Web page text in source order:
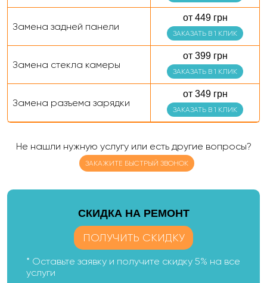
Замена задней панели
от 449 грн
ЗАКАЗАТЬ В 1 КЛИК
Замена стекла камеры
от 399 грн
ЗАКАЗАТЬ В 1 КЛИК
Замена разъема зарядки
от 349 грн
ЗАКАЗАТЬ В 1 КЛИК
Не нашли нужную услугу или есть другие вопросы?
ЗАКАЖИТЕ БЫСТРЫЙ ЗВОНОК
CКИДКА НА РЕМОНТ
ПОЛУЧИТЬ СКИДКУ
* Оставьте заявку и получите скидку 5% на все
услуги